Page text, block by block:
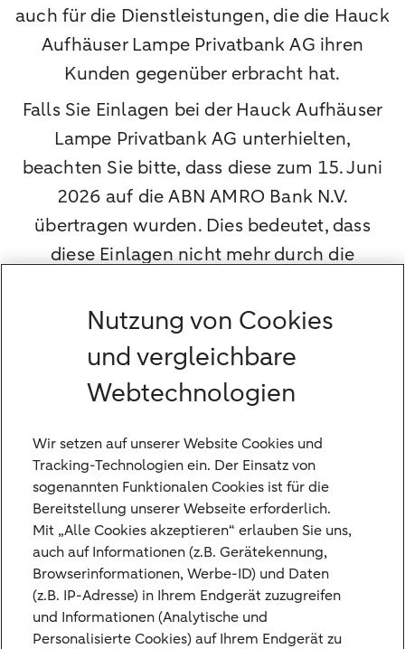
auch für die Dienstleistungen, die die Hauck
Aufhäuser Lampe Privatbank AG ihren
Kunden gegenüber erbracht hat.
Falls Sie Einlagen bei der Hauck Aufhäuser
Lampe Privatbank AG unterhielten,
beachten Sie bitte, dass diese zum 15. Juni
2026 auf die ABN AMRO Bank N.V.
übertragen wurden. Dies bedeutet, dass
diese Einlagen nicht mehr durch die
geschützt sind. Der Gesamtbetrag Ihrer
Einlagen ist nun bis zu einer Höhe von
100.000 EUR durch die Nederlandse
Depositogarantie (gesetzliche
geschützt.
Sollten Sie von dieser Fusion betroffen sein,
haben Sie das Recht,
einlagensicherungsrelevante Einlagen, die
den Betrag von 100.000 EUR übersteigen –
einschließlich aller aufgelaufenen Zinsen
und Erträge –, kostenfrei zu einer anderen
Nutzung von Cookies
und vergleichbare
Webtechnologien
Wir setzen auf unserer Website Cookies und
Tracking-Technologien ein. Der Einsatz von
sogenannten Funktionalen Cookies ist für die
Bereitstellung unserer Webseite erforderlich.
Mit „Alle Cookies akzeptieren“ erlauben Sie uns,
auch auf Informationen (z.B. Gerätekennung,
Browserinformationen, Werbe-ID) und Daten
(z.B. IP-Adresse) in Ihrem Endgerät zuzugreifen
und Informationen (Analytische und
Personalisierte Cookies) auf Ihrem Endgerät zu